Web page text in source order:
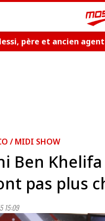
père et ancien
/ MIDI SHOW
Ben
pas plus
15:09